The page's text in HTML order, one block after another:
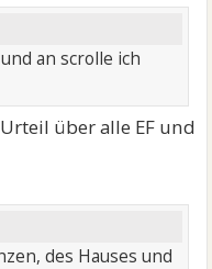
an scrolle ich
über alle EF und
des Hauses und